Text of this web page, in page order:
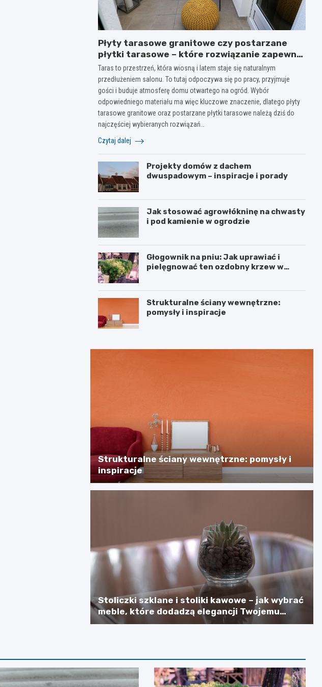
Płyty tarasowe granitowe czy postarzane
płytki tarasowe – które rozwiązanie zapewni
styl i trwałość na lata?
Taras to przestrzeń, która wiosną i latem staje się naturalnym
przedłużeniem salonu. To tutaj odpoczywa się po pracy, przyjmuje
gości i buduje atmosferę domu otwartego na ogród. Wybór
odpowiedniego materiału ma więc kluczowe znaczenie, dlatego płyty
tarasowe granitowe oraz postarzane płytki tarasowe należą dziś do
najczęściej wybieranych rozwiązań…
Czytaj dalej
Projekty domów z dachem
dwuspadowym – inspiracje i porady
Jak stosować agrowłókninę na chwasty
i pod kamienie w ogrodzie
Głogownik na pniu: Jak uprawiać i
pielęgnować ten ozdobny krzew w
Strukturalne ściany wewnętrzne:
pomysły i inspiracje
Strukturalne ściany wewnętrzne: pomysły i
inspiracje
Stoliczki szklane i stoliki kawowe – jak wybrać
meble, które dodadzą elegancji Twojemu
wnętrzu?